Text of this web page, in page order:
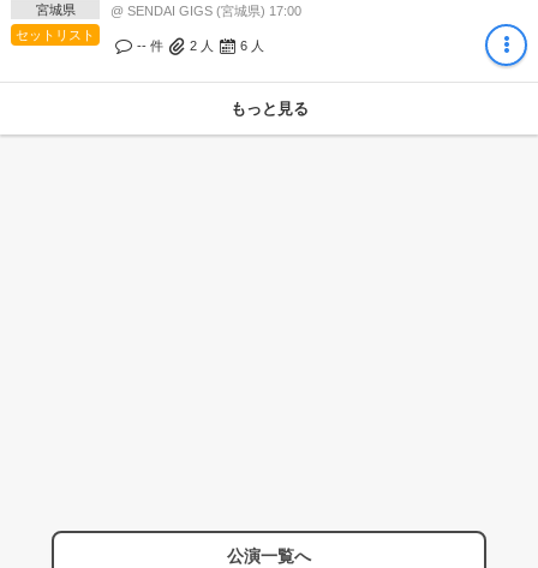
宮城県
セットリスト
@ SENDAI GIGS (宮城県) 17:00
-- 件 2 人 6 人
もっと見る
公演一覧へ